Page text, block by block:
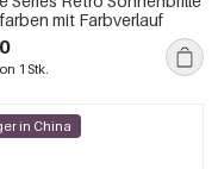
mit Farbverlauf
1 Stk.
in China